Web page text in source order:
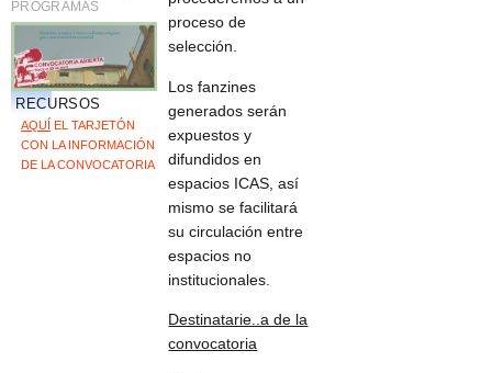
PROGRAMAS
RECURSOS
AQUÍ EL TARJETÓN
CON LA INFORMACIÓN
DE LA CONVOCATORIA
proceso de
selección.
Los fanzines
generados serán
expuestos y
difundidos en
espacios ICAS, así
mismo se facilitará
su circulación entre
espacios no
institucionales.
Destinatarie..a de la
convocatoria